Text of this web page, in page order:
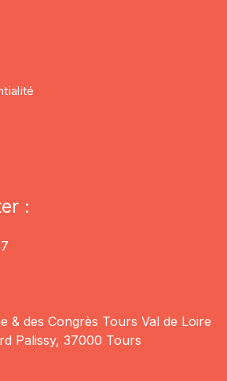
:
& des Congrès Tours Val de Loire
Palissy, 37000 Tours